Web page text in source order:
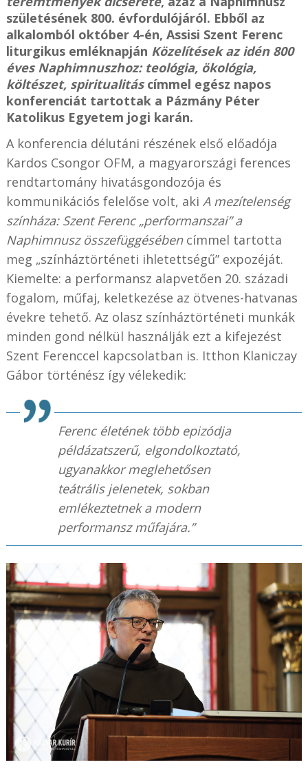
születésének 800. évfordulójáról. Ebből az
alkalomból október 4-én, Assisi Szent Ferenc
liturgikus emléknapján Közelítések az idén 800
éves Naphimnuszhoz: teológia, ökológia,
költészet, spiritualitáscímmel egész napos
konferenciát tartottak a Pázmány Péter
Katolikus Egyetem jogi karán.
A konferencia délutáni részének első előadója
Kardos Csongor OFM, a magyarországi ferences
rendtartomány hivatásgondozója és
kommunikációs felelőse volt, aki A mezítelenség
színháza: Szent Ferenc „performanszai” a
Naphimnusz összefüggésébencímmel tartotta
meg „színháztörténeti ihletettségű” expozéját.
Kiemelte: a performansz alapvetően 20. századi
fogalom, műfaj, keletkezése az ötvenes-hatvanas
évekre tehető. Az olasz színháztörténeti munkák
minden gond nélkül használják ezt a kifejezést
Szent Ferenccel kapcsolatban is. Itthon Klaniczay
Gábor történész így vélekedik:
Ferenc életének több epizódja
példázatszerű, elgondolkoztató,
ugyanakkor meglehetősen
teátrális jelenetek, sokban
emlékeztetnek a modern
performansz műfajára.”